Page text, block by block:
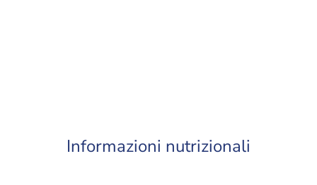
Informazioni nutrizionali